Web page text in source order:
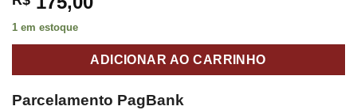
1 em estoque
ADICIONAR AO CARRINHO
Parcelamento PagBank